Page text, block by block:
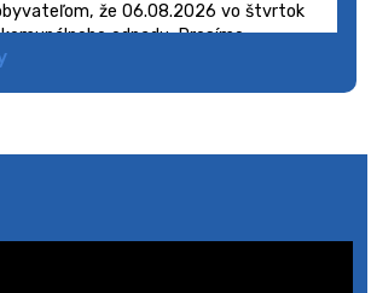
že 06.08.2026 vo štvrtok
odpadu. Prosíme
smetné nádoby s odpadom vyložili
08:41